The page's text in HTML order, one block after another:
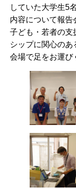
していた大学生5
内容について報告
子ども・若者の支
シップに関心の
会場で足をお運び